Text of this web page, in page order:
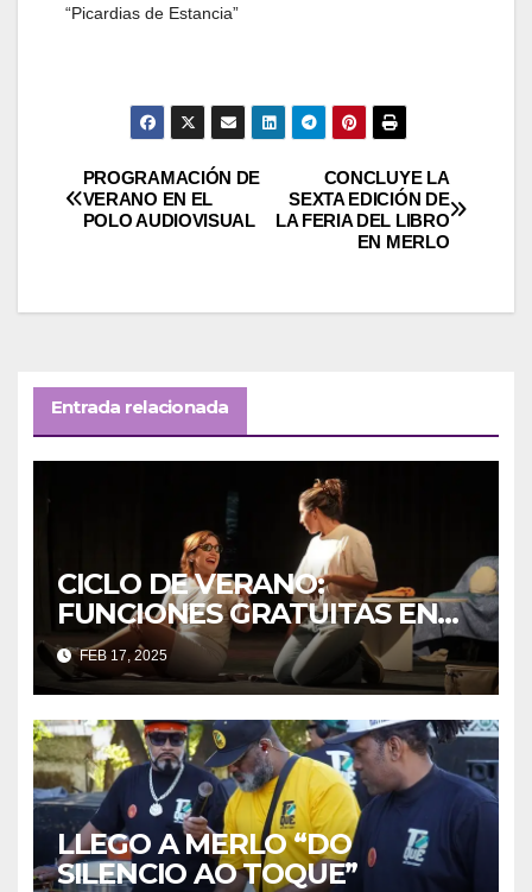
“Picardias de Estancia”
Navegación
de
CONCLUYE LA
SEXTA EDICIÓN DE
LA FERIA DEL LIBRO
EN MERLO
PROGRAMACIÓN DE
VERANO EN EL
POLO AUDIOVISUAL
Entrada relacionada
CICLO DE VERANO:
FUNCIONES GRATUITAS EN
FEBRERO Y MARZO
FEB 17, 2025
LLEGO A MERLO “DO
SILENCIO AO TOQUE”